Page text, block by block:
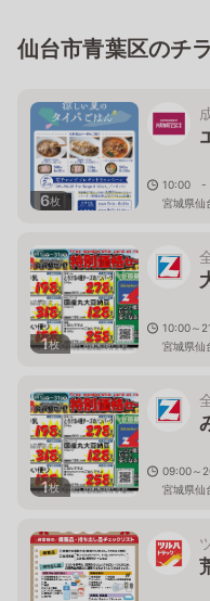
仙台市青葉区のチ
6枚
10:00 -
宮城県仙
1枚
10:00～
宮城県仙
1枚
09:00～
宮城県仙